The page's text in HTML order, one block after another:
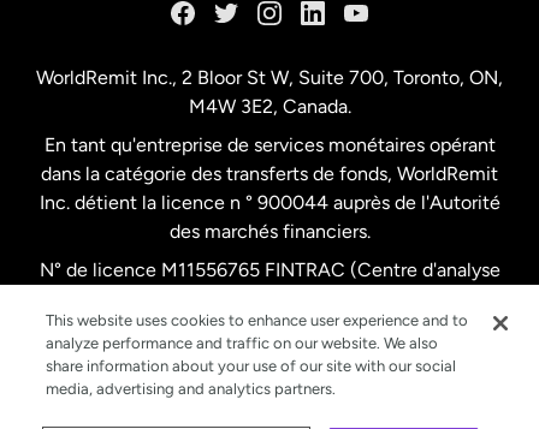
États-Unis Español
France
Malaisie
WorldRemit Inc., 2 Bloor St W, Suite 700, Toronto, ON,
M4W 3E2, Canada.
En tant qu'entreprise de services monétaires opérant
dans la catégorie des transferts de fonds, WorldRemit
Inc. détient la licence n ° 900044 auprès de l'Autorité
des marchés financiers.
N° de licence M11556765 FINTRAC (Centre d'analyse
This website uses cookies to enhance user experience and to
analyze performance and traffic on our website. We also
share information about your use of our site with our social
media, advertising and analytics partners.